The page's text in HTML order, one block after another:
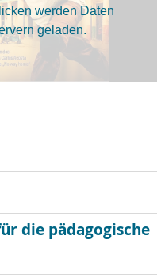
werden Daten
geladen.
die pädagogische